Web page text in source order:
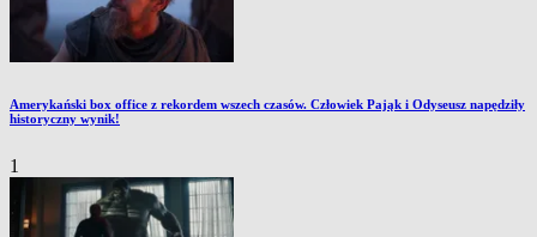
Amerykański box office z rekordem wszech czasów. Człowiek Pająk i Odyseusz napędziły
historyczny wynik!
1